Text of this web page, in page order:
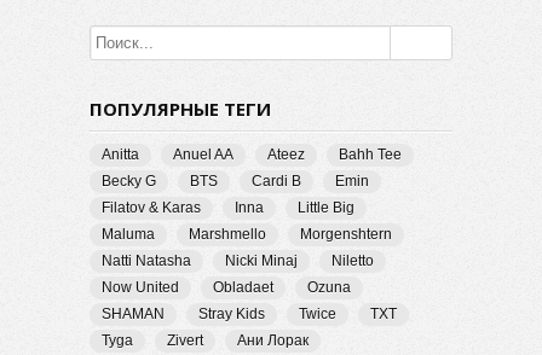
ПОПУЛЯРНЫЕ ТЕГИ
Anitta Anuel AA Ateez
Bahh Tee
Becky G
BTS Cardi B
Emin
Filatov & Karas
Inna
Little Big
Maluma
Marshmello
Morgenshtern
Natti Natasha
Nicki Minaj
Niletto
Now United
Obladaet
Ozuna
SHAMAN
Stray Kids Twice
TXT
Tyga
Zivert
Ани Лорак